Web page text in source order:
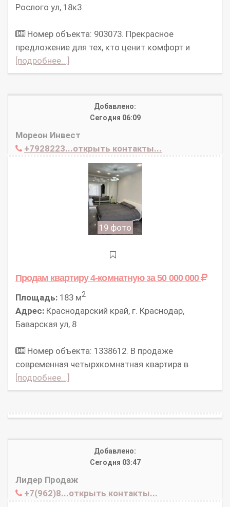
Рослого ул, 18к3
Номер объекта: 903073. Прекрасное
предложение для тех, кто ценит комфорт и
[подробнее...]
Добавлено:
Сегодня 06:09
Мореон Инвест
+7928223...открыть контакты...
19 фото
Продам квартиру 4-комнатнуюза 50 000 000
Площадь: 183 м2
Адрес: Краснодарский край, г. Краснодар,
Баварская ул, 8
Номер объекта: 1338612. В продаже
современная четырхкомнатная квартира в
[подробнее...]
Добавлено:
Сегодня 03:47
Лидер Продаж
+7(962)8...открыть контакты...